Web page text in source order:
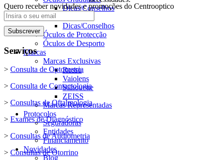
Dicas/Conselhos
Óculos de Sol
Dicas/Conselhos
Óculos de Protecção
Óculos de Desporto
Marcas
Marcas Exclusivas
Rosso
Vaiolens
Silhouette
ZEISS
Marcas Representadas
Protocolos
Seguradoras
Entidades
Financiamento
Novidades
Blog
Quero receber novidades e promoções do Centrooptico
Serviços
> Consulta de Optometria
> Consulta de Contactologia
> Consultas de Oftalmologia
> Exames de Diagnóstico
> Consultas de Audiometria
> Consultas de Otorrino